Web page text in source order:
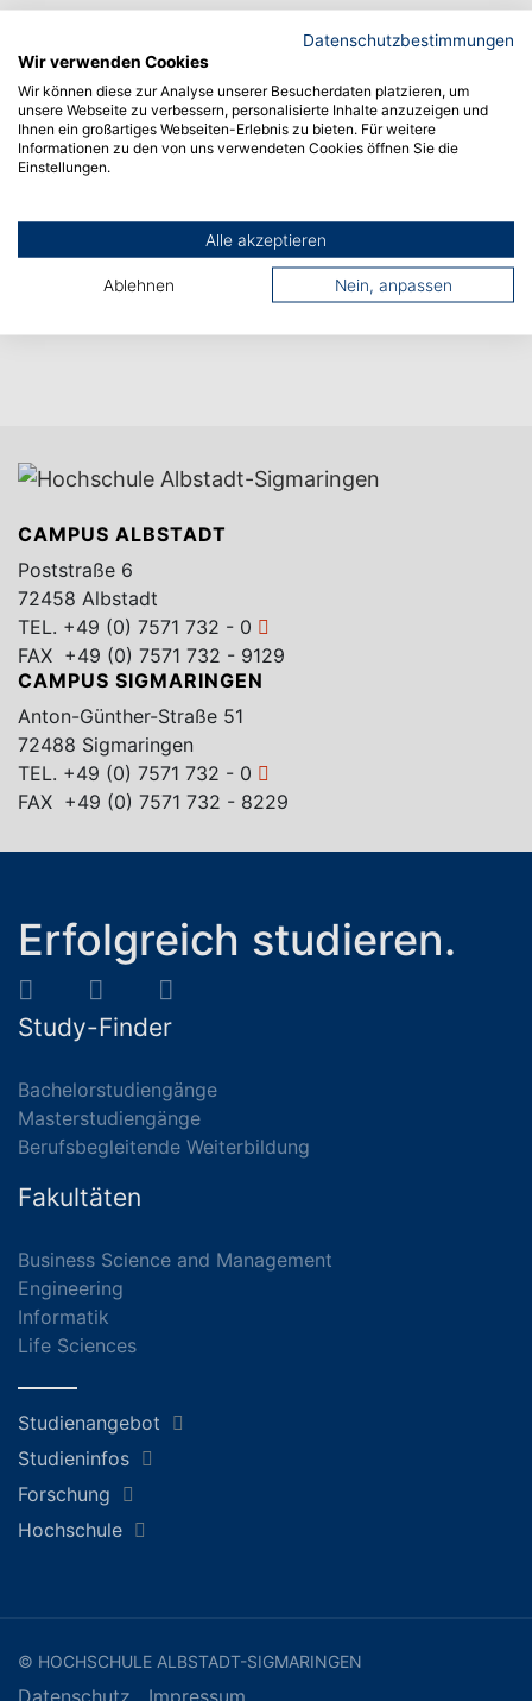
15. Juli oder 15. Januar
CAMPUS ALBSTADT
Poststraße 6
72458 Albstadt
TEL. +49 (0) 7571 732 - 0
FAX +49 (0) 7571 732 - 9129
CAMPUS SIGMARINGEN
Anton-Günther-Straße 51
72488 Sigmaringen
TEL. +49 (0) 7571 732 - 0
FAX +49 (0) 7571 732 - 8229
Erfolgreich studieren.
Study-Finder
Bachelorstudiengänge
Masterstudiengänge
Berufsbegleitende Weiterbildung
Fakultäten
Business Science and Management
Engineering
Informatik
Life Sciences
Studienangebot
Studieninfos
Forschung
Hochschule
© HOCHSCHULE ALBSTADT-SIGMARINGEN
Datenschutzbestimmungen
Wir verwenden Cookies
Wir können diese zur Analyse unserer Besucherdaten platzieren, um
unsere Webseite zu verbessern, personalisierte Inhalte anzuzeigen und
Ihnen ein großartiges Webseiten-Erlebnis zu bieten. Für weitere
Informationen zu den von uns verwendeten Cookies öffnen Sie die
Einstellungen.
Alle akzeptieren
Ablehnen Nein, anpassen